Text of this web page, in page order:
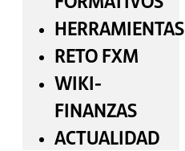
HERRAMIENTAS
RETO FXM
WIKI-
FINANZAS
ACTUALIDAD